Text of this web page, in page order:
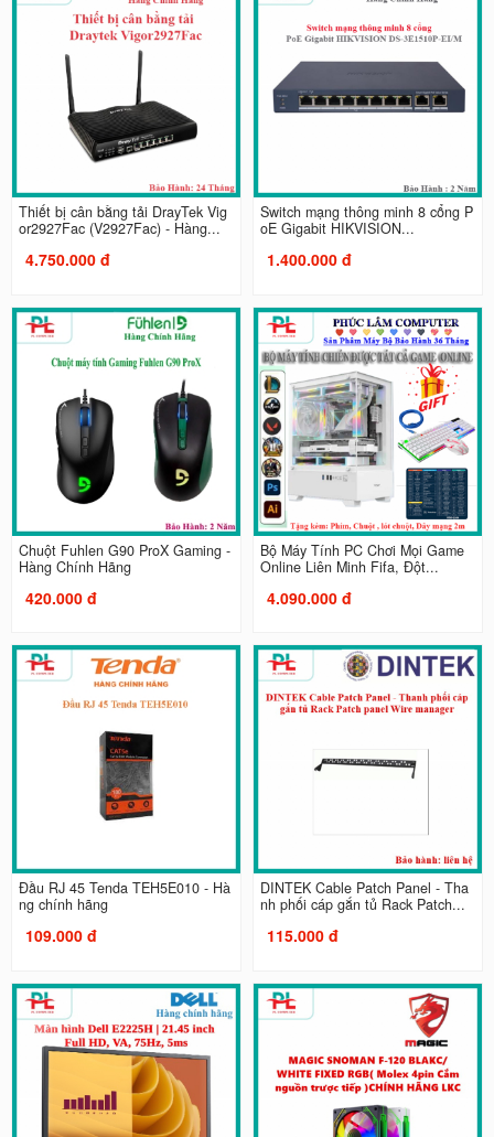
Thiết bị cân bằng tải DrayTek Vig
or2927Fac (V2927Fac) - Hàng...
4.750.000 đ
Switch mạng thông minh 8 cổng P
oE Gigabit HIKVISION...
1.400.000 đ
Chuột Fuhlen G90 ProX Gaming -
Hàng Chính Hãng
420.000 đ
Bộ Máy Tính PC Chơi Mọi Game
Online Liên Minh Fifa, Đột...
4.090.000 đ
Đầu RJ 45 Tenda TEH5E010 - Hà
ng chính hãng
109.000 đ
DINTEK Cable Patch Panel - Tha
nh phối cáp gắn tủ Rack Patch...
115.000 đ